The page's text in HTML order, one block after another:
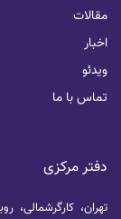
مقالات
اخبار
ویدئو
تماس با ما
دفتر مرکزی